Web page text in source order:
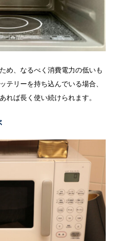
め、なるべく消費電力の低いも
テリーを持ち込んでいる場合、
れば長く使い続けられます。